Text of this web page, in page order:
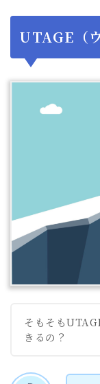
UTAGE（
そもそも
きるの？